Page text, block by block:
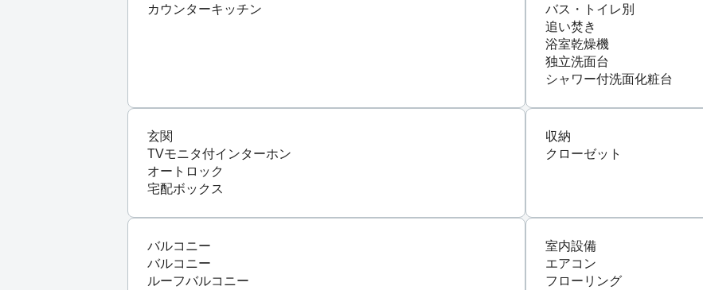
カウンターキッチン
バス・トイレ別
追い焚き
浴室乾燥機
独立洗面台
シャワー付洗面化粧台
玄関
TVモニタ付インターホン
オートロック
宅配ボックス
収納
クローゼット
バルコニー
バルコニー
ルーフバルコニー
室内設備
エアコン
フローリング